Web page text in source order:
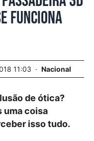
funciona
11:03 Nacional
de ótica?
uma coisa
isso tudo.